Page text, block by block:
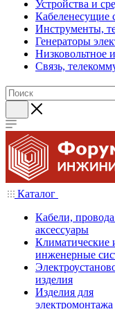
Устройства и
Кабеленесущие
Инструменты,
Генераторы
Низковольтное
Связь,
Каталог
Кабели,
аксессуары
Климатические
инженерные
изделия
Изделия для
электромонтажа